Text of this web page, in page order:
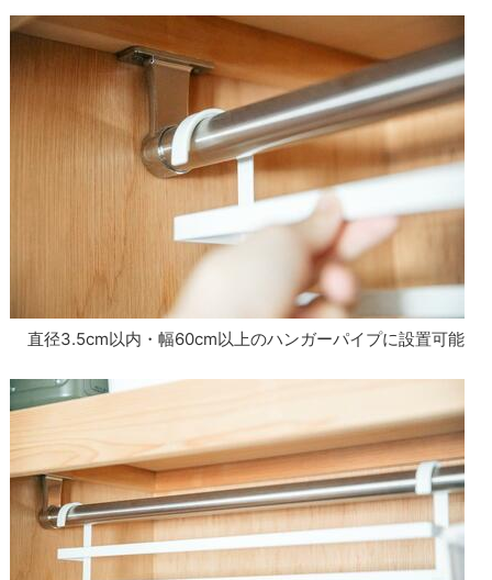
直径3.5cm以内・幅60cm以上のハンガーパイプに設置可能